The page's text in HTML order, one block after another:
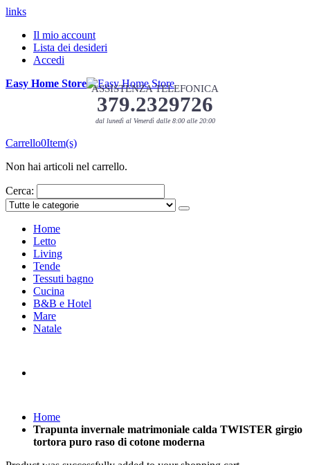
links
Il mio account
Lista dei desideri
Accedi
Easy Home Store ASSISTENZA TELEFONICA
379.2329726
dal lunedì al Venerdì dalle 8:00 alle 20:00
Carrello0Item(s)
Non hai articoli nel carrello.
Cerca:
Home
Letto
Living
Tende
Tessuti bagno
Cucina
B&B e Hotel
Mare
Natale
Home
Trapunta invernale matrimoniale calda TWISTER girgio
tortora puro raso di cotone moderna